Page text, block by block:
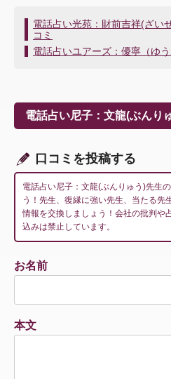
投
稿
ナ
シ
ョ
電話占い光苑：財前吉祥(ざい
コミ
電話占いユアーズ：優寧（ゆ
電話占い尼子：文龍(ぶんり
口コミを投稿する
電話占い尼子：文龍(ぶんりゅう)先生
う！先生、復縁に強い先生、当たる先
情報を交換しましょう！会社の批判や
込みは禁止しています。
お名前
本文